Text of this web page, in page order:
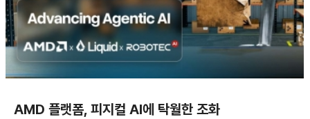
AMD 플랫폼, 피지컬 AI에 탁월한 조화